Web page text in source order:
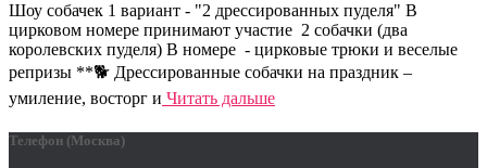
Шоу собачек 1 вариант - "2 дрессированных пуделя" В
цирковом номере принимают участие 2 собачки (два
королевских пуделя) В номере - цирковые трюки и веселые
репризы **🐕 Дрессированные собачки на праздник –
умиление, восторг и Читать дальше
Телефон (Москва)